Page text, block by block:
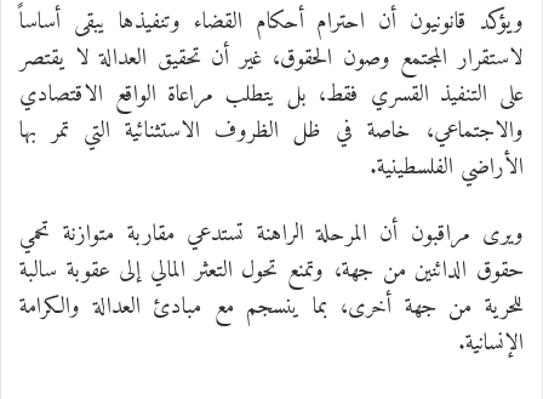
ويؤكد قانونيون أن احترام أحكام القضاء وتنفيذها يبقى أساساً
لاستقرار المجتمع وصون الحقوق، غير أن تحقيق العدالة لا يقتصر
على التنفيذ القسري فقط، بل يتطلب مراعاة الواقع الاقتصادي
والاجتماعي، خاصة في ظل الظروف الاستثنائية التي تمر بها
الأراضي الفلسطينية.
ويرى مراقبون أن المرحلة الراهنة تستدعي مقاربة متوازنة تحمي
حقوق الدائنين من جهة، وتمنع تحول التعثر المالي إلى عقوبة سالبة
للحرية من جهة أخرى، بما ينسجم مع مبادئ العدالة والكرامة
الإنسانية.